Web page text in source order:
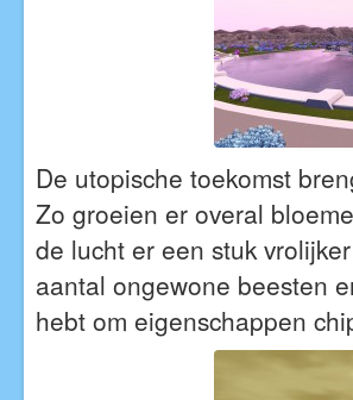
De utopische toekomst
Zo groeien er overal
de lucht er een stuk
aantal ongewone beesten
hebt om eigenschappen